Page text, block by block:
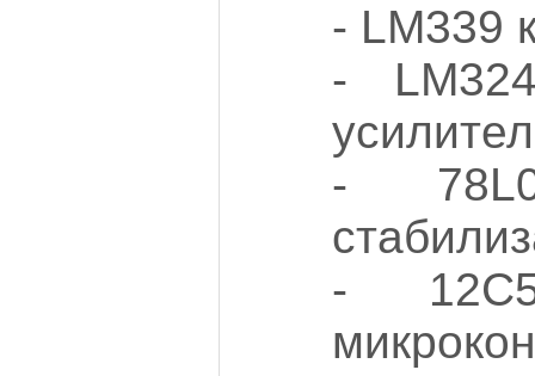
- LM339
-
-
-